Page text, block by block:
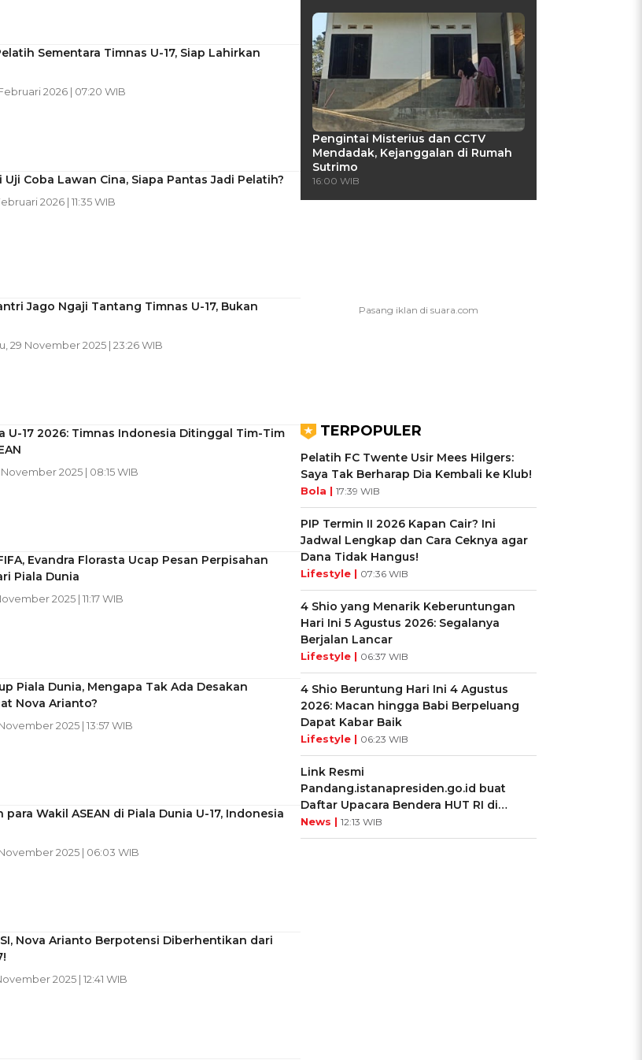
Sementara Timnas U-17, Siap Lahirkan
2026 | 07:20 WIB
Coba Lawan Cina, Siapa Pantas Jadi Pelatih?
2026 | 11:35 WIB
Jago Ngaji Tantang Timnas U-17, Bukan
29 November 2025 | 23:26 WIB
U-17 2026: Timnas Indonesia Ditinggal Tim-Tim
2025 | 08:15 WIB
Evandra Florasta Ucap Pesan Perpisahan
Piala Dunia
2025 | 11:17 WIB
Piala Dunia, Mengapa Tak Ada Desakan
Nova Arianto?
2025 | 13:57 WIB
Wakil ASEAN di Piala Dunia U-17, Indonesia
2025 | 06:03 WIB
Nova Arianto Berpotensi Diberhentikan dari
2025 | 12:41 WIB
Pengintai Misterius dan CCTV
Mendadak, Kejanggalan di Rumah
Sutrimo
16:00 WIB
TERPOPULER
Pelatih FC Twente Usir Mees Hilgers:
Saya Tak Berharap Dia Kembali ke Klub!
Bola | 17:39 WIB
PIP Termin II 2026 Kapan Cair? Ini
Jadwal Lengkap dan Cara Ceknya agar
Dana Tidak Hangus!
Lifestyle | 07:36 WIB
4 Shio yang Menarik Keberuntungan
Hari Ini 5 Agustus 2026: Segalanya
Berjalan Lancar
Lifestyle | 06:37 WIB
4 Shio Beruntung Hari Ini 4 Agustus
2026: Macan hingga Babi Berpeluang
Dapat Kabar Baik
Lifestyle | 06:23 WIB
Link Resmi
Pandang.istanapresiden.go.id buat
Daftar Upacara Bendera HUT RI di
Istana Negara
News | 12:13 WIB